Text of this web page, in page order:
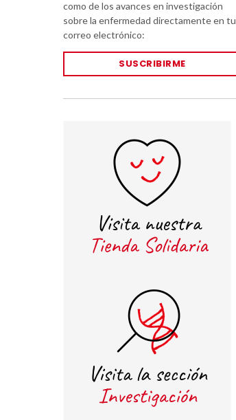
como de los avances en investigación
sobre la enfermedad directamente en tu
correo electrónico:
SUSCRIBIRME